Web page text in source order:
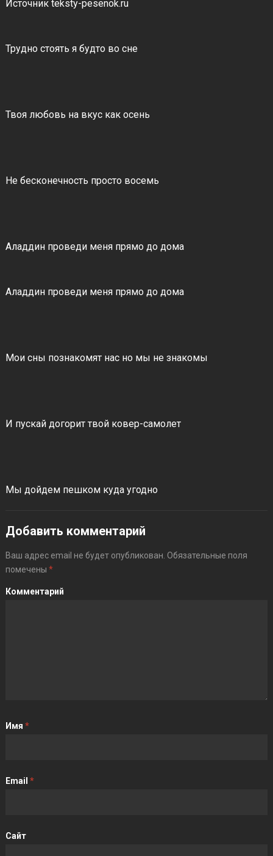
Источник teksty-pesenok.ru
Трудно стоять я будто во сне
Твоя любовь на вкус как осень
Не бесконечность просто восемь
Аладдин проведи меня прямо до дома
Аладдин проведи меня прямо до дома
Мои сны познакомят нас но мы не знакомы
И пускай догорит твой ковер-самолет
Мы дойдем пешком куда угодно
Добавить комментарий
Ваш адрес email не будет опубликован. Обязательные поля
помечены *
Комментарий
Имя *
Email *
Сайт